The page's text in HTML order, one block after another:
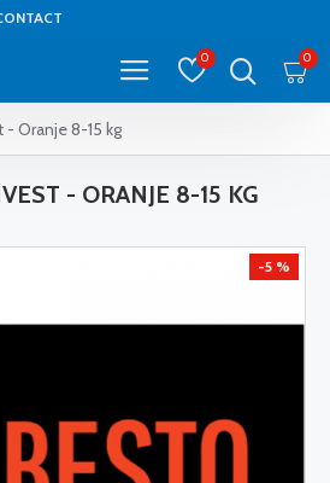
0 0
Oranje 8-15 kg
- ORANJE 8-15 KG
-5 %